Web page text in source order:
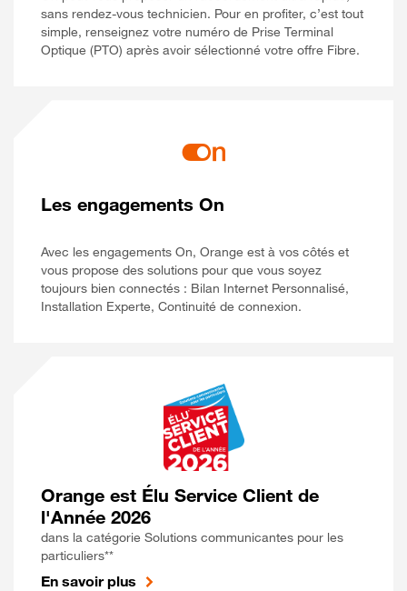
sans rendez-vous technicien. Pour en profiter, c’est tout
simple, renseignez votre numéro de Prise Terminal
Optique (PTO) après avoir sélectionné votre offre Fibre.
Les engagements On
Avec les engagements On, Orange est à vos côtés et
vous propose des solutions pour que vous soyez
toujours bien connectés : Bilan Internet Personnalisé,
Installation Experte, Continuité de connexion.
Orange est Élu Service Client de
l'Année 2026
dans la catégorie Solutions communicantes pour les
particuliers**
En savoir plus